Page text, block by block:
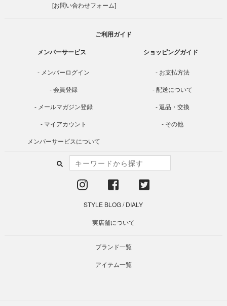
[お問い合わせフォーム]
ご利用ガイド
メンバーサービス
メンバーログイン
会員登録
メールマガジン登録
マイアカウント
メンバーサービスについて
ショッピングガイド
お支払方法
配送について
返品・交換
その他
STYLE BLOG/DIALY
実店舗について
ブランド一覧
アイテム一覧